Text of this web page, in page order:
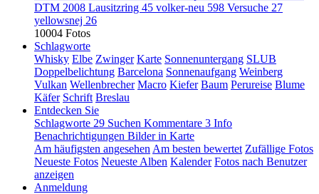
DTM 2008 Lausitzring 45 volker-neu 598 Versuche 27
yellowsnej 26
10004 Fotos
Schlagworte
Whisky Elbe Zwinger Karte Sonnenuntergang SLUB
Doppelbelichtung Barcelona Sonnenaufgang Weinberg
Vulkan Wellenbrecher Macro Kiefer Baum Perureise Blume
Käfer Schrift Breslau
Entdecken Sie
Schlagworte 29 Suchen Kommentare 3 Info
Benachrichtigungen Bilder in Karte
Am häufigsten angesehen Am besten bewertet Zufällige Fotos
Neueste Fotos Neueste Alben Kalender Fotos nach Benutzer
anzeigen
Anmeldung